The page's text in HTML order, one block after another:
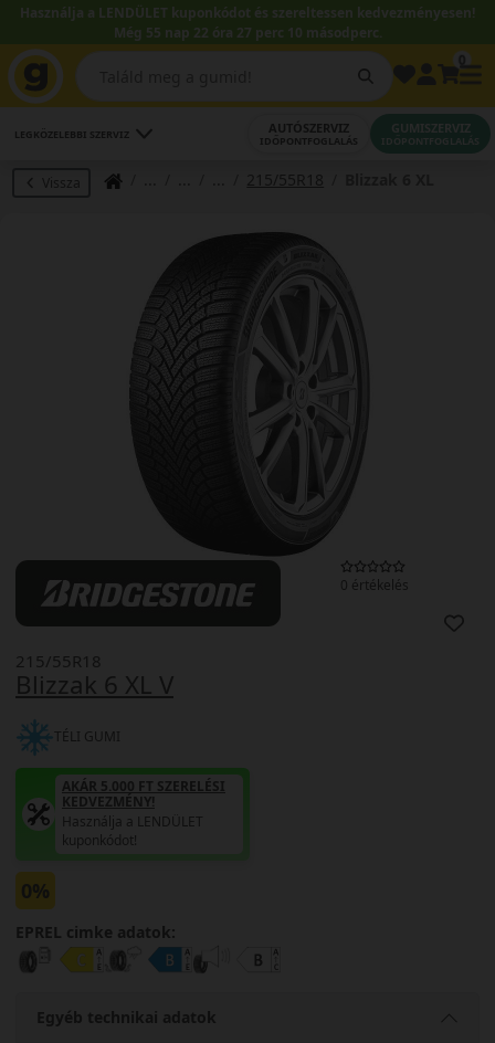
Használja a LENDÜLET kuponkódot és szereltessen kedvezményesen!
Még 55 nap 22 óra 27 perc 10 másodperc.
LEGKÖZELEBBI SZERVIZ AUTÓSZERVIZ
IDŐPONTFOGLALÁS
GUMISZERVIZ
IDŐPONTFOGLALÁS
Vissza 215/55R18
0 értékelés
Blizzak 6 XL V
215/55R18
TÉLI GUMI
AKÁR 5.000 FT SZERELÉSI
KEDVEZMÉNY!
Használja a LENDÜLET
kuponkódot!
0%
EPREL cimke adatok:
Egyéb technikai adatok